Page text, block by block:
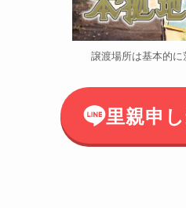
譲渡場所は基本的に
里親申